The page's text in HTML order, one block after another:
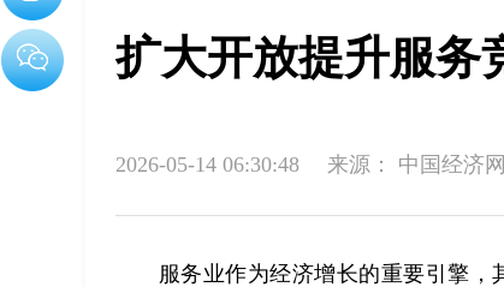
扩大开放提升服务
2026-05-14 06:30:48 来源： 中国经济
服务业作为经济增长的重要引擎